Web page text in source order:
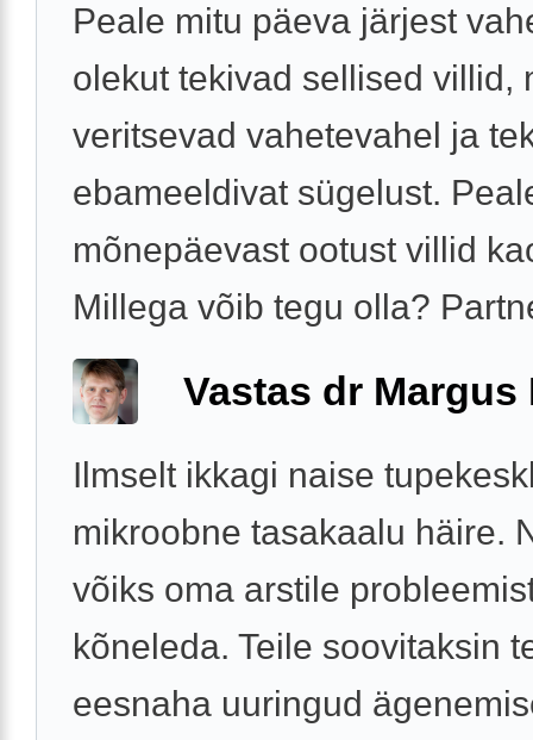
Peale mitu päeva järjest
olekut tekivad sellised villid,
veritsevad vahetevahel ja
ebameeldivat sügelust.
mõnepäevast ootust villid
Millega võib tegu olla?
Vastas dr Margus
Ilmselt ikkagi naise
mikroobne tasakaalu häire.
võiks oma arstile
kõneleda. Teile soovitaksin
eesnaha uuringud